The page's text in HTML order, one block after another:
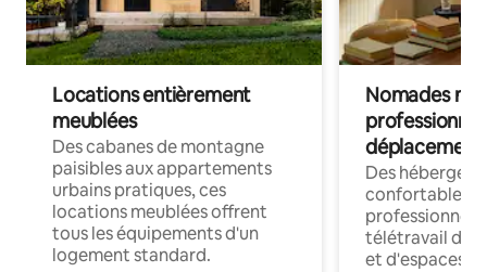
Locations entièrement
meublées
Des cabanes de montagne
paisibles aux appartements
urbains pratiques, ces
locations meublées offrent
tous les équipements d'un
logement standard.
Nomades
déplacement
Des
confortables
professionnels
télétravail
et d'espaces